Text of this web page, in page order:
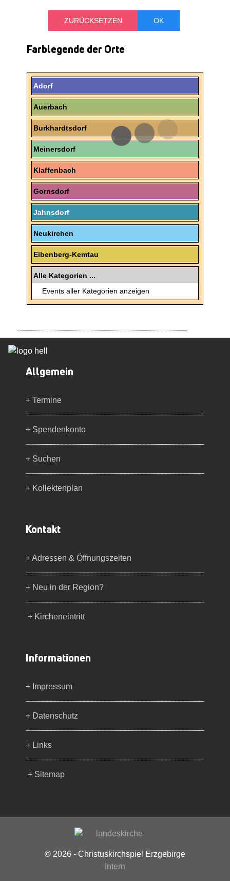
Farblegende der Orte
Adorf
Auerbach
Burkhardtsdorf
Meinersdorf
Klaffenbach
Gornsdorf
Jahnsdorf
Neukirchen
Eibenberg-Kemtau
Alle Kategorien ...
Events aller Kategorien anzeigen
Allgemein
+ Termine
+ Spendenkonto
+ Suchen
+ Kollektenplan
Kontakt
+ Adressen & Öffnungszeiten
+ Neu in der Region?
+ Kircheneintritt
Informationen
+ Impressum
+ Datenschutz
+ Links
+ Sitemap
© 2026 - Christuskirchspiel Erzgebirge
Intern